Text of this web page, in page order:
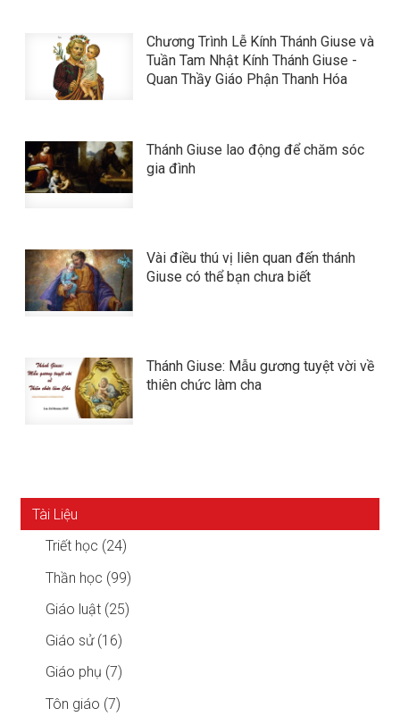
Chương Trình Lễ Kính Thánh Giuse và
Tuần Tam Nhật Kính Thánh Giuse -
Quan Thầy Giáo Phận Thanh Hóa
Thánh Giuse lao động để chăm sóc
gia đình
Vài điều thú vị liên quan đến thánh
Giuse có thể bạn chưa biết
Thánh Giuse: Mẫu gương tuyệt vời về
thiên chức làm cha
Tài Liệu
Triết học (24)
Thần học (99)
Giáo luật (25)
Giáo sử (16)
Giáo phụ (7)
Tôn giáo (7)